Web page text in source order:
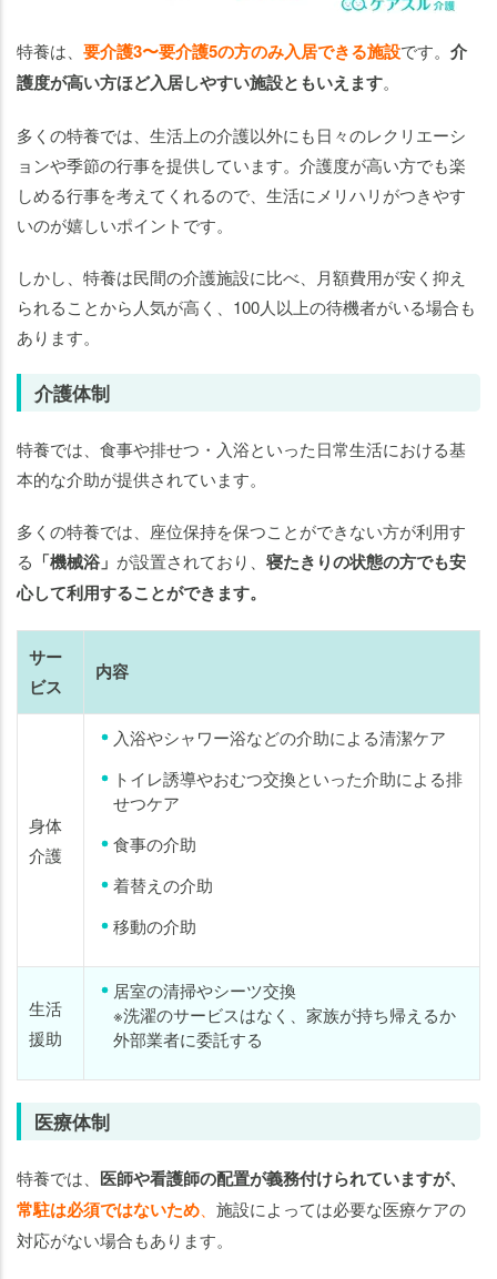
特養は、 要介護3〜要介護5の方のみ入居できる施設です。 介
護度が高い方ほど入居しやすい施設ともいえます。
多くの特養では、生活上の介護以外にも日々のレクリエーシ
ョンや季節の行事を提供しています。介護度が高い方でも楽
しめる行事を考えてくれるので、生活にメリハリがつきやす
いのが嬉しいポイントです。
しかし、特養は民間の介護施設に比べ、月額費用が安く抑え
られることから人気が高く、100人以上の待機者がいる場合も
あります。
介護体制
特養では、食事や排せつ・入浴といった日常生活における基
本的な介助が提供されています。
多くの特養では、座位保持を保つことができない方が利用す
る 「機械浴」 が設置されており、 寝たきりの状態の方でも安
心して利用することができます。
サー
ビス
内容
身体
介護
入浴やシャワー浴などの介助による清潔ケア
トイレ誘導やおむつ交換といった介助による排
せつケア
食事の介助
着替えの介助
移動の介助
生活
援助
居室の清掃やシーツ交換
※洗濯のサービスはなく、家族が持ち帰えるか
外部業者に委託する
医療体制
特養では、 医師や看護師の配置が義務付けられていますが、
常駐は必須ではないため
施設によっては必要な医療ケアの
対応がない場合もあります。